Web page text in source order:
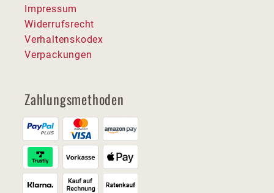
Impressum
Widerrufsrecht
Verhaltenskodex
Verpackungen
Zahlungsmethoden